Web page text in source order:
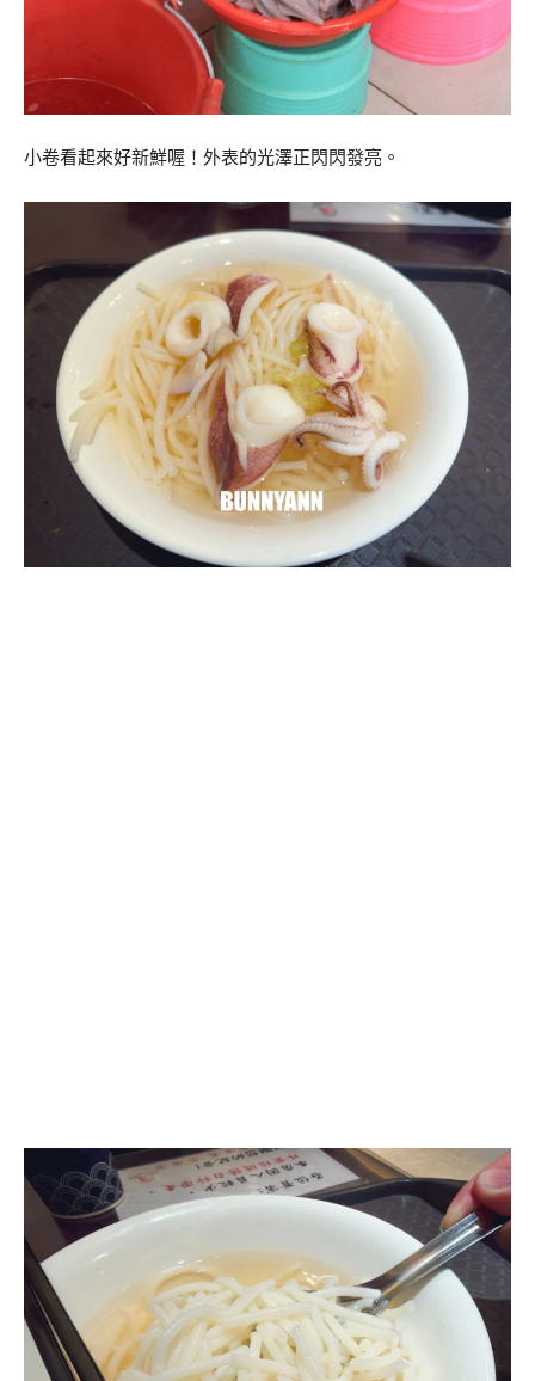
小卷看起來好新鮮喔！外表的光澤正閃閃發亮。